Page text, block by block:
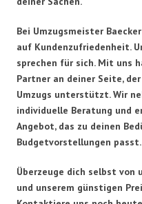
Bei Umzugsmeister
auf Kundenzufriedenheit.
sprechen für sich. Mit uns
Partner an deiner Seite,
Umzugs unterstützt. Wir
individuelle Beratung und
Angebot, das zu deinen
Budgetvorstellungen passt.
Überzeuge dich selbst von
und unserem günstigen